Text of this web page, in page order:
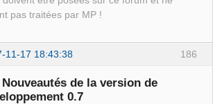
pas traitées par MP !
186
11-17 18:43:38
Nouveautés de la version de
0.7